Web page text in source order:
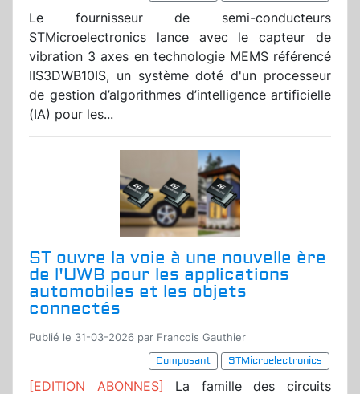
Le fournisseur de semi-conducteurs
STMicroelectronics lance avec le capteur de
vibration 3 axes en technologie MEMS référencé
IIS3DWB10IS, un système doté d'un processeur
de gestion d’algorithmes d’intelligence artificielle
(IA) pour les...
ST ouvre la voie à une nouvelle ère
de l'UWB pour les applications
automobiles et les objets
connectés
Publié le 31-03-2026 par Francois Gauthier
Composant
STMicroelectronics
[EDITION ABONNES] La famille des circuits